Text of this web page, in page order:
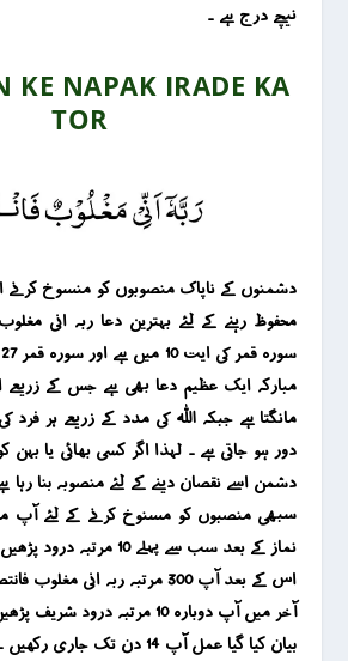
نیچے درج ہے ۔
KE NAPAK IRADE KA
TOR
دشمنوں کے ناپاک منصوبوں کو منسوخ
محفوظ رہنے کے لئے بہترین دعا ربہ انی
مبارکہ ایک عظیم دعا بھی ہے جس کے زریعے
مانگتا ہے جبکہ اللہ کی مدد کے زریعے ہر
دور ہو جاتی ہے ۔ لہذا اگر کسی بھائی یا بہن
دشمن اسے نقصان دینے کے لئے منصوبہ بنا رہا
سبھی منصبوں کو مسنوخ کرنے کے لئے آپ
نماز کے بعد سب سے پہلے 10 مرتبہ درود پڑھیں۔
اس کے بعد آپ 300 مرتبہ ربہ انی مغلوب فانتصر ورد کریں ۔
آخر میں آپ دوبارہ 10 مرتبہ درود شریف پڑھیں ۔
بیان کیا گیا عمل آپ 14 دن تک جاری رکھیں ۔